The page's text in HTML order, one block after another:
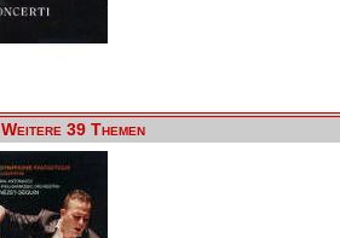
Weitere 39 Themen